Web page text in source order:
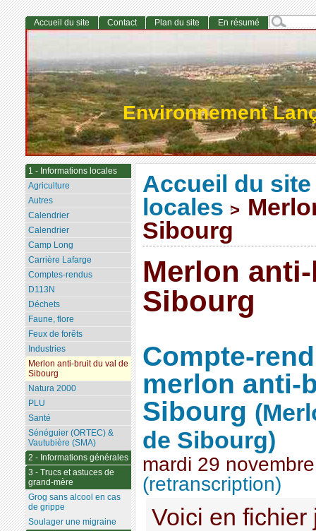
Environnement
Accueil du site
locales >
Sibourg
Merlon
Sibourg
Compte-
merlon anti-
Sibourg
de Sibourg)
mardi 29
(retranscription)
Voici en fichier
Accueil du site Contact Plan du site En résumé
1 - Informations locales
Agriculture
Autres
Calendrier
Calendrier
Camp Long
Carrière Lafarge
Comptes-rendus
D113N
Déchets
Faune, flore
Feux de forêts
Industries
Merlon anti-bruit du val de
Sibourg
Natura 2000
PLU
Santé
Sénéguier (ORTEC) &
Vautubière (SMA)
2 - Informations générales
3 - Trucs et astuces de
grand-mère
Grog sans alcool en cas
de grippe
Soulager une migraine